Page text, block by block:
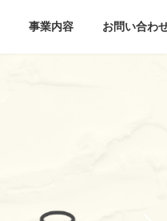
事業内容 お問い合わ